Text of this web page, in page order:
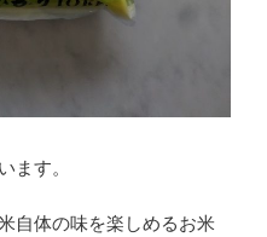
ます。
自体の味を楽しめるお米